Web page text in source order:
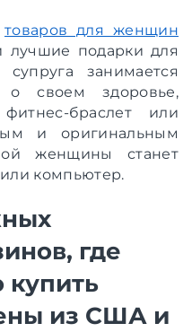
товаров для женщин
лучшие подарки для
занимается
о своем здоровье,
браслет или
и оригинальным
женщины станет
компьютер.
где
из США и